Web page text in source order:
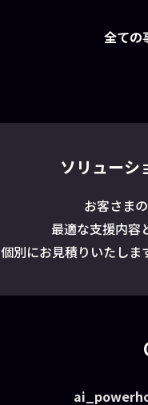
全ての
ソリューシ
お客さま
最適な支援内容
個別にお見積りいたしま